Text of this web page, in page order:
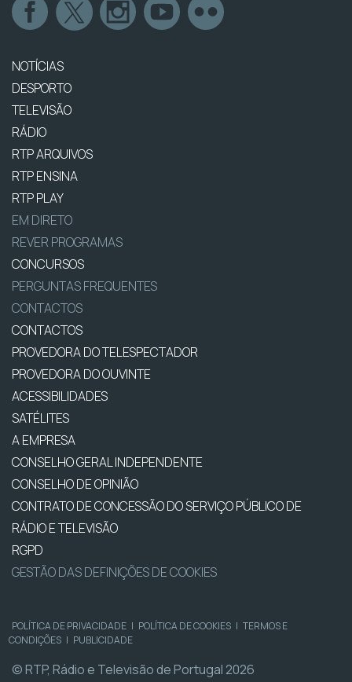
NOTÍCIAS
DESPORTO
TELEVISÃO
RÁDIO
RTP ARQUIVOS
RTP ENSINA
RTP PLAY
EM DIRETO
REVER PROGRAMAS
CONCURSOS
PERGUNTAS FREQUENTES
CONTACTOS
CONTACTOS
PROVEDORA DO TELESPECTADOR
PROVEDORA DO OUVINTE
ACESSIBILIDADES
SATÉLITES
A EMPRESA
CONSELHO GERAL INDEPENDENTE
CONSELHO DE OPINIÃO
CONTRATO DE CONCESSÃO DO SERVIÇO PÚBLICO DE
RÁDIO E TELEVISÃO
RGPD
GESTÃO DAS DEFINIÇÕES DE COOKIES
POLÍTICA DE PRIVACIDADE | POLÍTICA DE COOKIES | TERMOS E
CONDIÇÕES | PUBLICIDADE
© RTP, Rádio e Televisão de Portugal 2026